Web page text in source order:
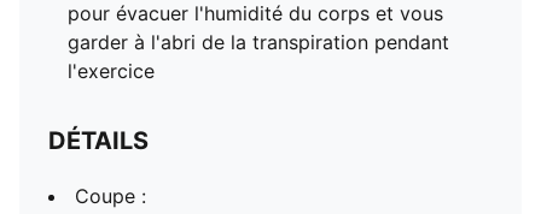
pour évacuer l'humidité du corps et vous
garder à l'abri de la transpiration pendant
l'exercice
DÉTAILS
Coupe :